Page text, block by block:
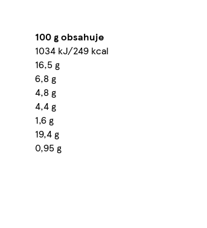
100 g obsahuje
1034 kJ/249 kcal
16,5 g
6,8 g
4,8 g
4,4 g
1,6 g
19,4 g
0,95 g